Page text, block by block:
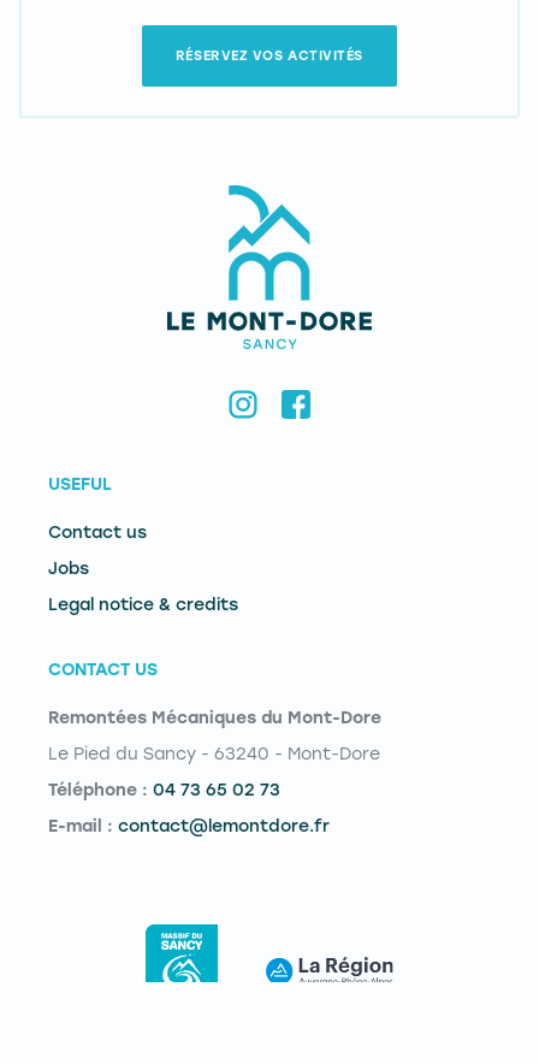
RÉSERVEZ VOS ACTIVITÉS
USEFUL
Contact us
Jobs
Legal notice & credits
CONTACT US
Remontées Mécaniques du Mont-Dore
Le Pied du Sancy - 63240 - Mont-Dore
Téléphone : 04 73 65 02 73
E-mail : contact@lemontdore.fr